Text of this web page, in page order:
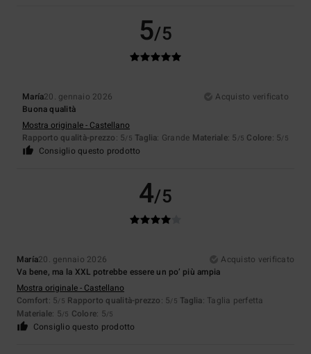
5/5
María20. gennaio 2026
Acquisto verificato
Buona qualità
Mostra originale - Castellano
Rapporto qualità-prezzo: 5/5 Taglia: Grande Materiale: 5 /5 Colore: 5/5
Consiglio questo prodotto
4/5
María20. gennaio 2026
Acquisto verificato
Va bene, ma la XXL potrebbe essere un po’ più ampia
Mostra originale - Castellano
Comfort: 5/5 Rapporto qualità-prezzo: 5/5 Taglia: Taglia perfetta
Materiale: 5/5 Colore: 5/5
Consiglio questo prodotto